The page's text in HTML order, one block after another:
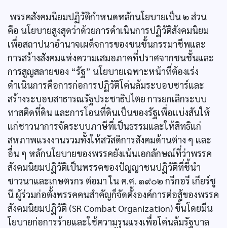
พรรคสังคมนิยมปฏิวัติกำหนดหลักนโยบายเป็น ๒ ส่วน
คือ นโยบายสูงสุดว่าด้วยการดำเนินการปฏิวัติสังคมนิยม
เพื่อสถาปนาอำนาจเผด็จการของชนชั้นกรรมาชีพและ
การสร้างสังคมแห่งความเสมอภาคที่ปราศจากชนชั้นและ
การสูญสลายของ “รัฐ” นโยบายเฉพาะหน้าที่ต้องเร่ง
ดำเนินการคือการก่อการปฏิวัติโค่นล้มระบอบซาร์และ
สร้างระบอบสาธารณรัฐประชาธิปไตย การยกเลิกระบบ
ทาสติดที่ดิน และการโอนที่ดินเป็นของรัฐเพื่อแบ่งสันให้
แก่ชาวนาการจัดระบบภาษีที่เป็นธรรมและให้สิทธิแก่
สหภาพแรงงานรวมทั้งให้สวัสดิการสังคมด้านต่าง ๆ และ
อื่น ๆ หลักนโยบายของพรรคยังเน้นเอกลักษณ์ที่ว่าพรรค
สังคมนิยมปฏิวัติเป็นพรรคของปัญญาชนปฏิวัติที่ชี้นำ
ชาวนาและเกษตรกร ต่อมา ใน ค.ศ. ๑๙๐๒ กรีกอรี เกียร์ชู
นี ผู้ร่วมก่อตั้งพรรคคนสำคัญก็จัดตั้งองค์การต่อสู้ของพรรค
สังคมนิยมปฏิวัติ (SR Combat Organization) ขึ้นโดยมีน
โยบายก่อการร้ายและใช้ความรุนแรงเพื่อโค่นล้มรัฐบาล